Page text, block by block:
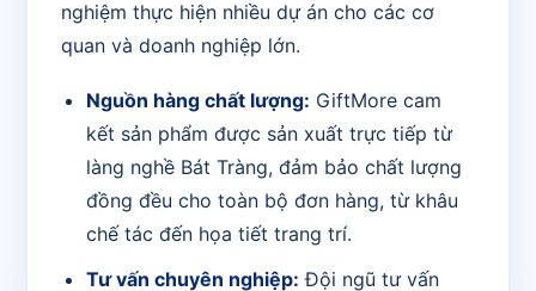
nghiệm thực hiện nhiều dự án cho các cơ
quan và doanh nghiệp lớn.
Nguồn hàng chất lượng: GiftMore cam
kết sản phẩm được sản xuất trực tiếp từ
làng nghề Bát Tràng, đảm bảo chất lượng
đồng đều cho toàn bộ đơn hàng, từ khâu
chế tác đến họa tiết trang trí.
Tư vấn chuyên nghiệp: Đội ngũ tư vấn